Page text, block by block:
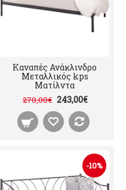
Καναπές Ανάκλινδρο
Μεταλλικός kps
Ματίλντα
270,00€ 243,00€
-10%